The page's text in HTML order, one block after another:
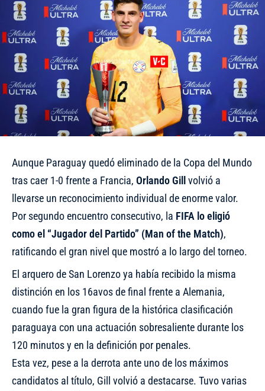
Aunque Paraguay quedó eliminado de la Copa del Mundo
tras caer 1-0 frente a Francia, Orlando Gill volvió a
llevarse un reconocimiento individual de enorme valor.
Por segundo encuentro consecutivo, la FIFA lo eligió
como el “Jugador del Partido” (Man of the Match),
ratificando el gran nivel que mostró a lo largo del torneo.
El arquero de San Lorenzo ya había recibido la misma
distinción en los 16avos de final frente a Alemania,
cuando fue la gran figura de la histórica clasificación
paraguaya con una actuación sobresaliente durante los
120 minutos y en la definición por penales.
Esta vez, pese a la derrota ante uno de los máximos
candidatos al título, Gill volvió a destacarse. Tuvo varias